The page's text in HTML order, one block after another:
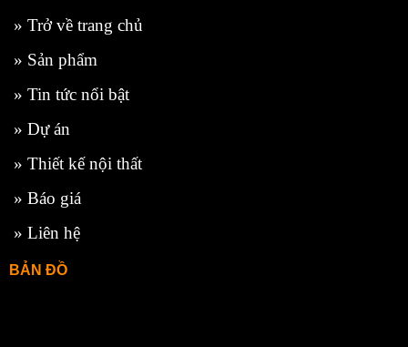
» Trở về trang chủ
» Sản phẩm
» Tin tức nổi bật
» Dự án
» Thiết kế nội thất
» Báo giá
» Liên hệ
BẢN ĐỒ